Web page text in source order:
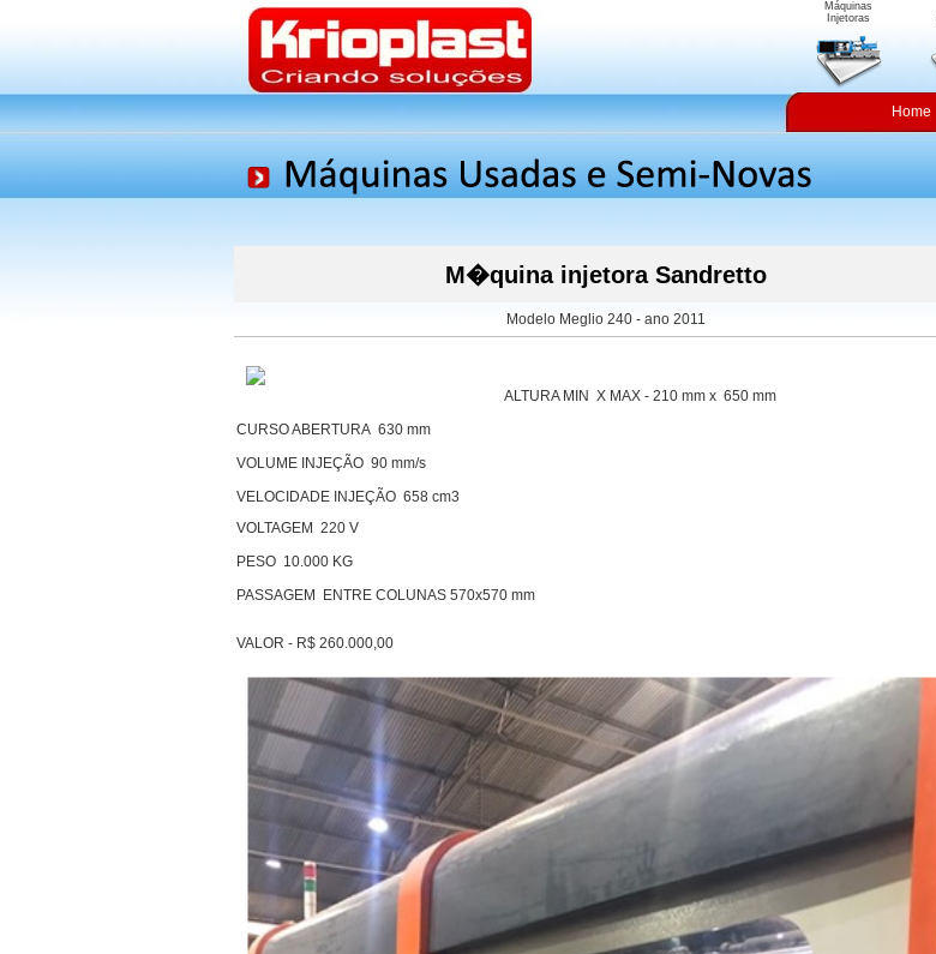
Máquinas
Injetoras
Home
M�quina injetora Sandretto
Modelo Meglio 240 - ano 2011
ALTURA MIN X MAX - 210 mm x 650 mm
CURSO ABERTURA 630 mm
VOLUME INJEÇÃO 90 mm/s
VELOCIDADE INJEÇÃO 658 cm3
VOLTAGEM 220 V
PESO 10.000 KG
PASSAGEM ENTRE COLUNAS 570x570 mm
VALOR - R$ 260.000,00